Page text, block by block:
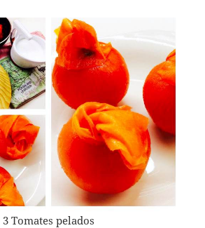
3 Tomates pelados